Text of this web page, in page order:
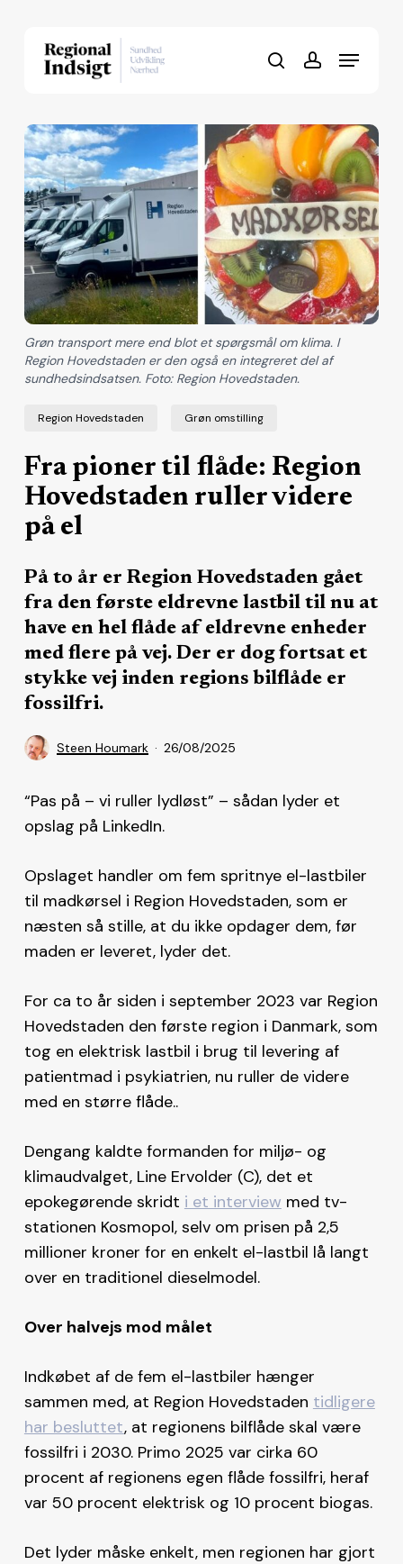
searchaccount
Menu
Region Hovedstaden Grøn omstilling
Fra pioner til flåde: Region
Hovedstaden ruller videre
på el
På to år er Region Hovedstaden gået
fra den første eldrevne lastbil til nu at
have en hel flåde af eldrevne enheder
med flere på vej. Der er dog fortsat et
stykke vej inden regions bilflåde er
fossilfri.
Steen Houmark 26/08/2025
Grøn transport mere end blot et spørgsmål om klima. I
Region Hovedstaden er den også en integreret del af
sundhedsindsatsen. Foto: Region Hovedstaden.
“Pas på – vi ruller lydløst” – sådan lyder et
opslag på LinkedIn.
Opslaget handler om fem spritnye el-lastbiler
til madkørsel i Region Hovedstaden, som er
næsten så stille, at du ikke opdager dem, før
maden er leveret, lyder det.
For ca to år siden i september 2023 var Region
Hovedstaden den første region i Danmark, som
tog en elektrisk lastbil i brug til levering af
patientmad i psykiatrien, nu ruller de videre
med en større flåde..
Dengang kaldte formanden for miljø- og
klimaudvalget, Line Ervolder (C), det et
epokegørende skridt i et interview med tv-
stationen Kosmopol, selv om prisen på 2,5
millioner kroner for en enkelt el-lastbil lå langt
over en traditionel dieselmodel.
Over halvejs mod målet
Indkøbet af de fem el-lastbiler hænger
sammen med, at Region Hovedstaden tidligere
har besluttet, at regionens bilflåde skal være
fossilfri i 2030. Primo 2025 var cirka 60
procent af regionens egen flåde fossilfri, heraf
var 50 procent elektrisk og 10 procent biogas.
Det lyder måske enkelt, men regionen har gjort
Close